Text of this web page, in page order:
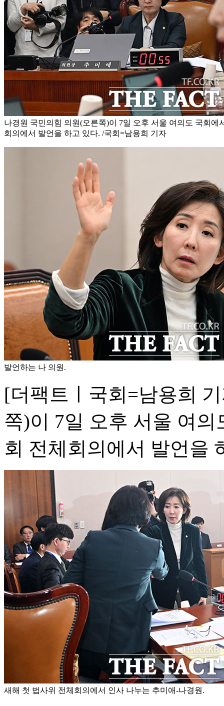
나경원 국민의힘 의원(오른쪽)이 7일 오후 서울 여의도 국회에
회의에서 발언을 하고 있다. /국회=남용희 기자
발언하는 나 의원.
[더팩트ㅣ국회=남용희
쪽)이 7일 오후 서울 여
회 전체회의에서 발언을
새해 첫 법사위 전체회의에서 인사 나누는 추미애-나경원.